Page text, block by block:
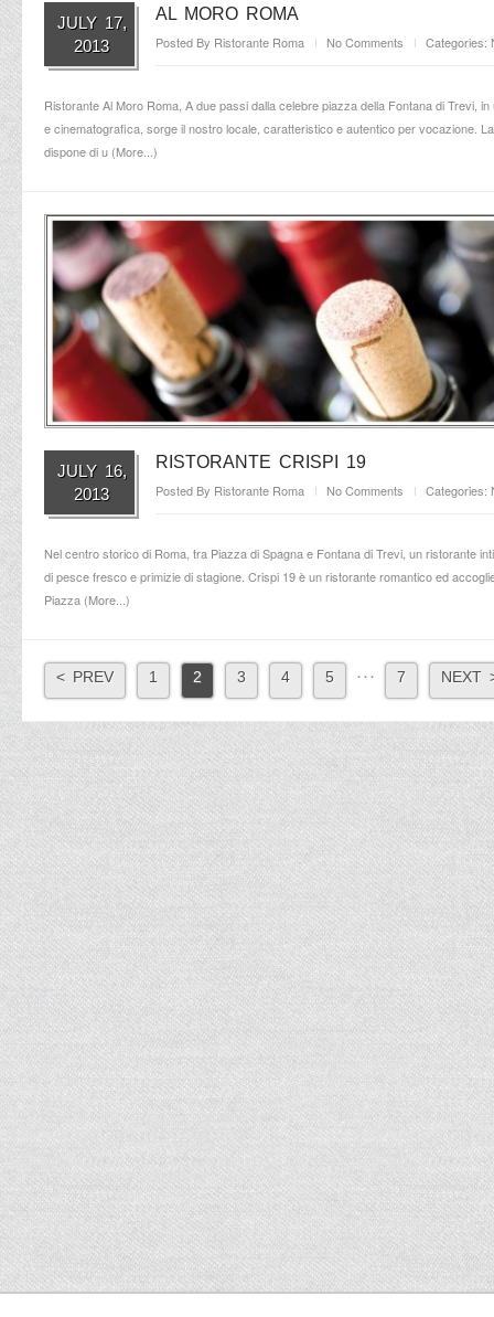
JULY 17,
2013
AL MORO ROMA
Posted By Ristorante Roma No Comments Categories:
Ristorante Al Moro Roma, A due passi dalla celebre piazza della Fontana di Trevi,
e cinematografica, sorge il nostro locale, caratteristico e autentico per vocazione.
dispone di u (More... )
JULY 16,
2013
RISTORANTE CRISPI 19
Posted By Ristorante Roma No Comments Categories:
Nel centro storico di Roma, tra Piazza di Spagna e Fontana di Trevi, un ristorante
di pesce fresco e primizie di stagione. Crispi 19 è un ristorante romantico ed
Piazza (More...)
< PREV 1 2 3 4 5 . . . 7 NEXT